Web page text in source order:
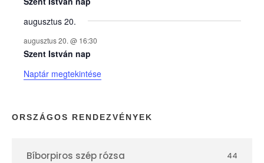
k
n
a
p
augusztus 20.
augusztus 20. @ 16:30
Szent István nap
Naptár megtekintése
ORSZÁGOS RENDEZVÉNYEK
Bíborpiros szép rózsa 44